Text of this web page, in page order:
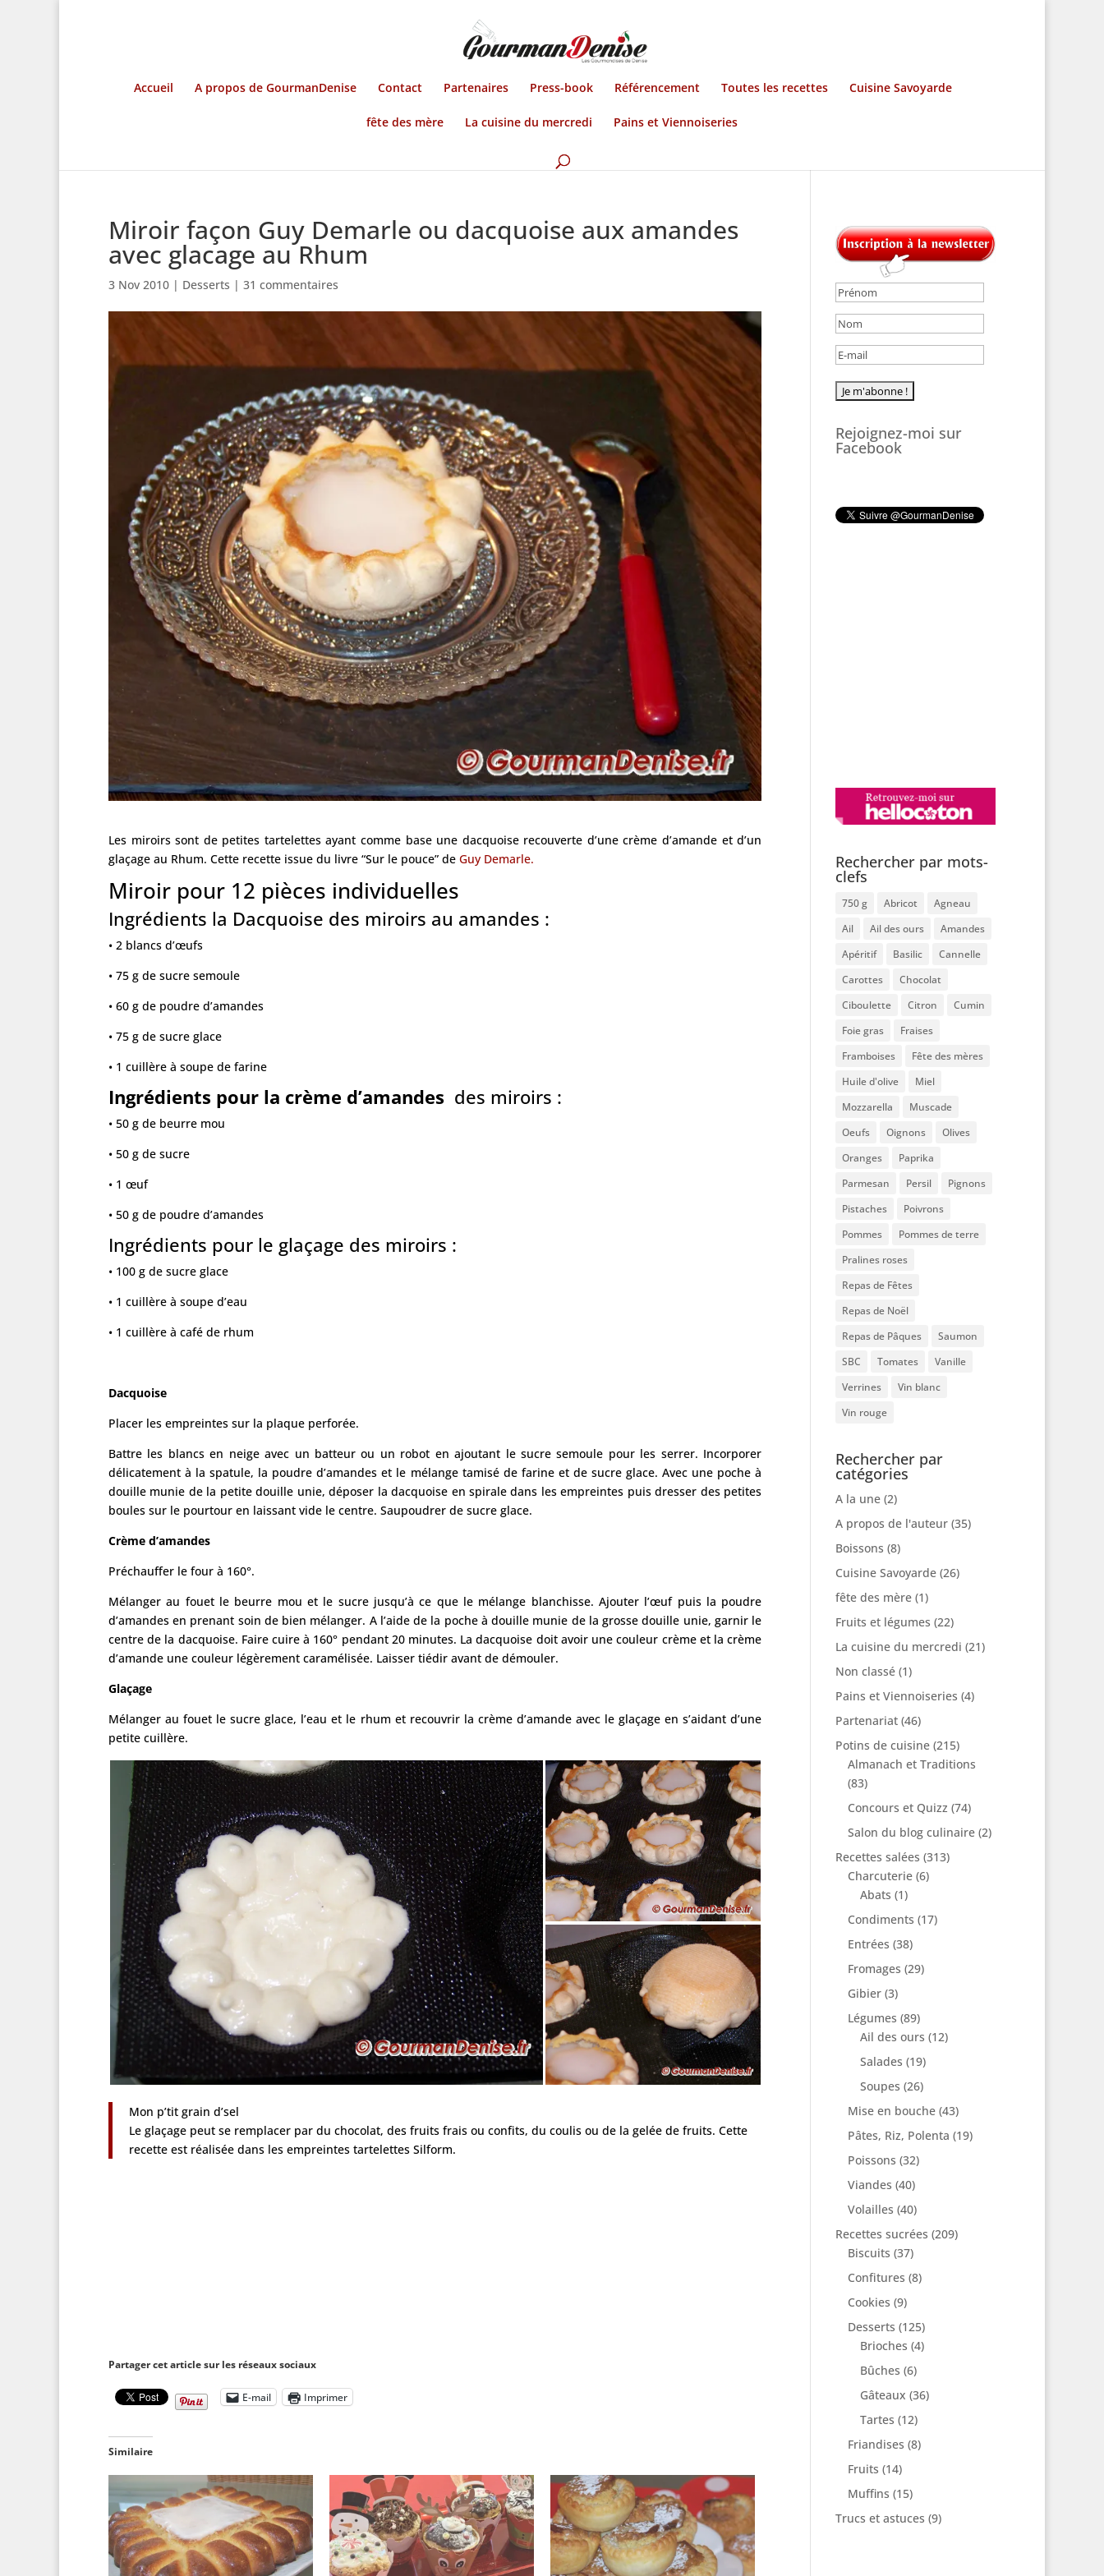
Accueil A propos de GourmanDenise Contact Partenaires Press-book Référencement Toutes les recettes Cuisine Savoyarde
fête des mère La cuisine du mercredi Pains et Viennoiseries
Miroir façon Guy Demarle ou dacquoise aux amandes
avec glacage au Rhum
3 Nov 2010 | Desserts | 31 commentaires
Les miroirs sont de petites tartelettes ayant comme base une dacquoise recouverte d’une crème d’amande et d’un
glaçage au Rhum. Cette recette issue du livre “Sur le pouce” de Guy Demarle.
Miroir pour 12 pièces individuelles
Ingrédients la Dacquoise des miroirs au amandes :
• 2 blancs d’œufs
• 75 g de sucre semoule
• 60 g de poudre d’amandes
• 75 g de sucre glace
• 1 cuillère à soupe de farine
Ingrédients pour la crème d’amandes des miroirs :
• 50 g de beurre mou
• 50 g de sucre
• 1 œuf
• 50 g de poudre d’amandes
Ingrédients pour le glaçage des miroirs :
• 100 g de sucre glace
• 1 cuillère à soupe d’eau
• 1 cuillère à café de rhum
Dacquoise
Placer les empreintes sur la plaque perforée.
Battre les blancs en neige avec un batteur ou un robot en ajoutant le sucre semoule pour les serrer. Incorporer
délicatement à la spatule, la poudre d’amandes et le mélange tamisé de farine et de sucre glace. Avec une poche à
douille munie de la petite douille unie, déposer la dacquoise en spirale dans les empreintes puis dresser des petites
boules sur le pourtour en laissant vide le centre. Saupoudrer de sucre glace.
Crème d’amandes
Préchauffer le four à 160°.
Mélanger au fouet le beurre mou et le sucre jusqu’à ce que le mélange blanchisse. Ajouter l’œuf puis la poudre
d’amandes en prenant soin de bien mélanger. A l’aide de la poche à douille munie de la grosse douille unie, garnir le
centre de la dacquoise. Faire cuire à 160° pendant 20 minutes. La dacquoise doit avoir une couleur crème et la crème
d’amande une couleur légèrement caramélisée. Laisser tiédir avant de démouler.
Glaçage
Mélanger au fouet le sucre glace, l’eau et le rhum et recouvrir la crème d’amande avec le glaçage en s’aidant d’une
petite cuillère.
Mon p’tit grain d’sel
Le glaçage peut se remplacer par du chocolat, des fruits frais ou confits, du coulis ou de la gelée de fruits. Cette
recette est réalisée dans les empreintes tartelettes Silform.
Partager cet article sur les réseaux sociaux
E-mail Imprimer
Similaire
Rejoignez-moi sur
Facebook
Rechercher par mots-
clefs
750 g Abricot
Agneau
Ail
Ail des ours
Amandes
Apéritif
Basilic
Cannelle
Carottes
Chocolat
Ciboulette
Citron
Cumin
Foie gras
Fraises
Framboises
Fête des mères
Huile d'olive
Miel
Mozzarella
Muscade
Oeufs
Oignons
Olives
Oranges
Paprika
Parmesan
Persil
Pignons
Pistaches
Poivrons
Pommes
Pommes de terre
Pralines roses
Repas de Fêtes
Repas de Noël
Repas de Pâques
Saumon
SBC
Tomates
Vanille
Verrines
Vin blanc
Vin rouge
Rechercher par
catégories
A la une(2)
A propos de l'auteur(35)
Boissons (8)
Cuisine Savoyarde(26)
fête des mère(1)
Fruits et légumes (22)
La cuisine du mercredi (21)
Non classé(1)
Pains et Viennoiseries (4)
Partenariat(46)
Potins de cuisine(215)
Almanach et Traditions
(83)
Concours et Quizz (74)
Salon du blog culinaire(2)
Recettes salées (313)
Charcuterie(6)
Abats (1)
Condiments (17)
Entrées (38)
Fromages (29)
Gibier(3)
Légumes (89)
Ail des ours (12)
Salades (19)
Soupes (26)
Mise en bouche(43)
Pâtes, Riz, Polenta (19)
Poissons (32)
Viandes (40)
Volailles (40)
Recettes sucrées (209)
Biscuits (37)
Confitures (8)
Cookies (9)
Desserts (125)
Brioches (4)
Bûches (6)
Gâteaux (36)
Tartes (12)
Friandises (8)
Fruits (14)
Muffins (15)
Trucs et astuces (9)